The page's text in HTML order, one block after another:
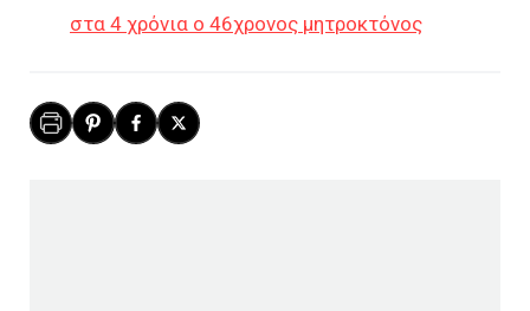
στα 4 χρόνια ο 46χρονος μητροκτόνος